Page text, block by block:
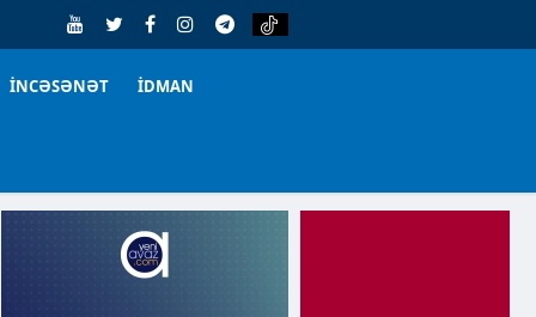
İNCƏSƏNƏT İDMAN